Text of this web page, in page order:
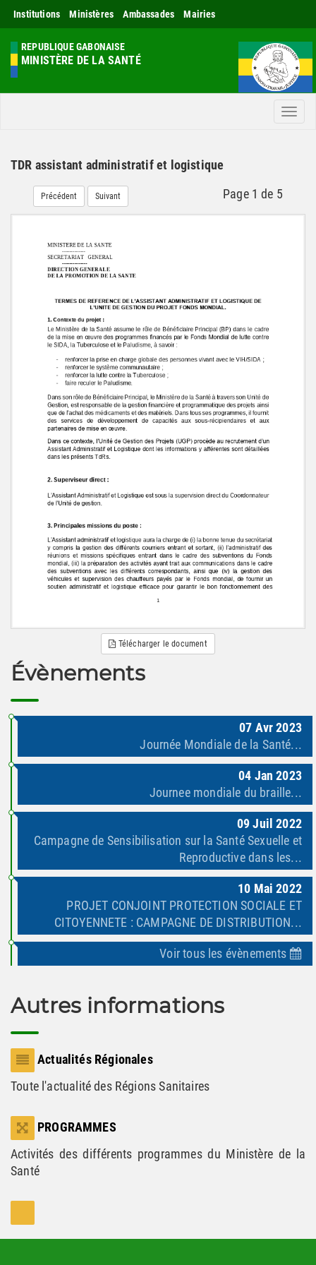
Institutions Ministères Ambassades Mairies
REPUBLIQUE GABONAISE
MINISTÈRE DE LA SANTÉ
Menu
TDR assistant administratif et logistique
Précédent Suivant Page 1 de 5
Télécharger le document
Évènements
07 Avr 2023
Journée Mondiale de la Santé...
04 Jan 2023
Journee mondiale du braille...
09 Juil 2022
Campagne de Sensibilisation sur la Santé Sexuelle et
Reproductive dans les...
10 Mai 2022
PROJET CONJOINT PROTECTION SOCIALE ET
CITOYENNETE : CAMPAGNE DE DISTRIBUTION...
Voir tous les évènements
Autres informations
Actualités Régionales
Toute l'actualité des Régions Sanitaires
PROGRAMMES
Activités des différents programmes du Ministère de la
Santé